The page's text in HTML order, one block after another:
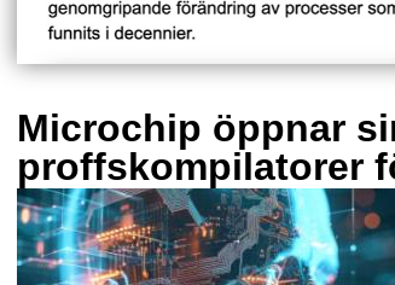
Microchip öppnar
proffskompilatorer